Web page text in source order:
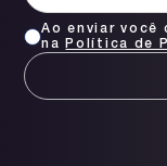
Ao enviar
na
Política de